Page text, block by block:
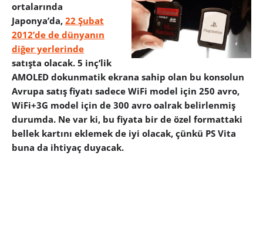
ortalarında
Japonya’da, 22 Şubat
2012’de de dünyanın
diğer yerlerinde
satışta olacak. 5 inç’lik
AMOLED dokunmatik ekrana sahip olan bu konsolun
Avrupa satış fiyatı sadece WiFi model için 250 avro,
WiFi+3G model için de 300 avro oalrak belirlenmiş
durumda. Ne var ki, bu fiyata bir de özel formattaki
bellek kartını eklemek de iyi olacak, çünkü PS Vita
buna da ihtiyaç duyacak.